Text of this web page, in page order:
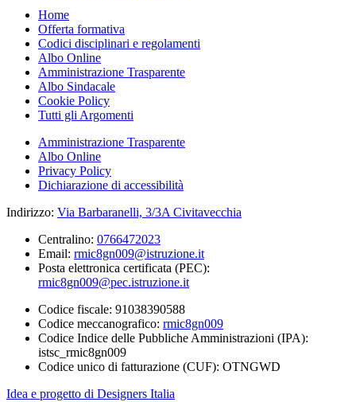
Home
Offerta formativa
Codici disciplinari e regolamenti
Albo Online
Amministrazione Trasparente
Albo Sindacale
Cookie Policy
Tutti gli Argomenti
Amministrazione Trasparente
Albo Online
Privacy Policy
Dichiarazione di accessibilità
Indirizzo: Via Barbaranelli, 3/3A Civitavecchia
Centralino: 0766472023
Email: rmic8gn009@istruzione.it
Posta elettronica certificata (PEC):
rmic8gn009@pec.istruzione.it
Codice fiscale: 91038390588
Codice meccanografico: rmic8gn009
Codice Indice delle Pubbliche Amministrazioni (IPA):
istsc_rmic8gn009
Codice unico di fatturazione (CUF): OTNGWD
Idea e progetto di Designers Italia